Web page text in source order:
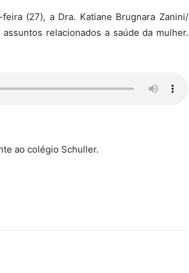
(27), a Dra. Katiane Brugnara Zanini/
relacionados a saúde da mulher.
ao colégio Schuller.